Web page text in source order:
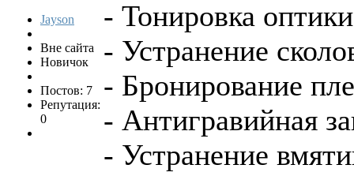
Jayson
Вне сайта
Новичок
Постов: 7
Репутация:
0
- Тонировка оптики
- Устранение
- Бронирование
- Антигравийная
- Устранение